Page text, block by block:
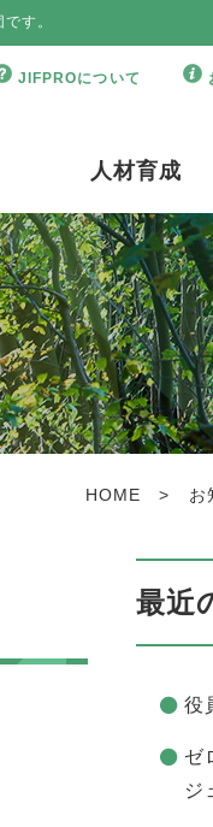
す。
JIFPROについて
人材育成
HOME > お
最近
役
ゼ
ジ